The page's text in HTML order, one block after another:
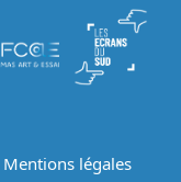
Mentions légales